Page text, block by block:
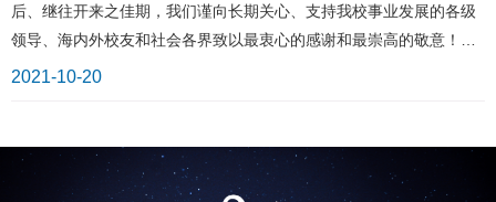
态化防控工作部
后、继往开来之佳期，我们谨向长期关心、支持我校事业发展的各级
领导、海内外校友和社会各界致以最衷心的感谢和最崇高的敬意！齐
鲁烽火，自强不息。南京邮电大学肇始于1942年山东滨海抗日民主根
抗日战争和解放战争的胜利，作出了重要贡献。学校的先辈们筚路蓝
缕而奋勇争先，历经磨难而奋进不止，红色基因深深根植于一代代南
2021-10-20